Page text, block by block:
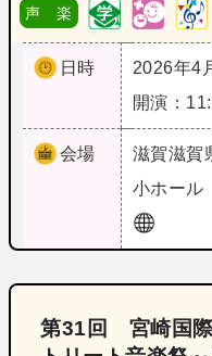
声 楽
日時
2026年4
開演：
会場 滋賀滋賀
小ホール
第31回 宮崎国際